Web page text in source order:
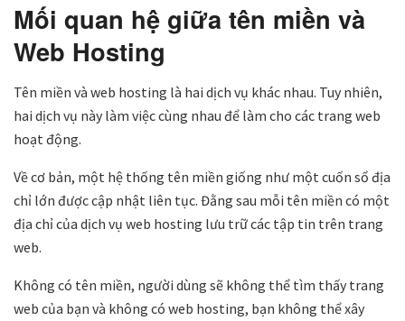
Mối quan hệ giữa tên miền và
Web Hosting
Tên miền và web hosting là hai dịch vụ khác nhau. Tuy nhiên,
hai dịch vụ này làm việc cùng nhau để làm cho các trang web
hoạt động.
Về cơ bản, một hệ thống tên miền giống như một cuốn sổ địa
chỉ lớn được cập nhật liên tục. Đằng sau mỗi tên miền có một
địa chỉ của dịch vụ web hosting lưu trữ các tập tin trên trang
web.
Không có tên miền, người dùng sẽ không thể tìm thấy trang
web của bạn và không có web hosting, bạn không thể xây